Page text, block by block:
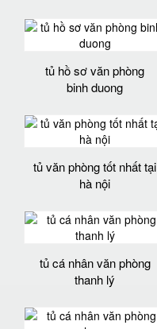
tủ hồ sơ văn phòng
binh duong
tủ văn phòng tốt nhất tại
hà nội
tủ cá nhân văn phòng
thanh lý